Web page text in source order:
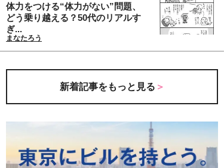
体力をつける“体力がない”問題、
どう乗り越える？50代のリアルす
ぎ...
まなたろう
新着記事をもっと見る